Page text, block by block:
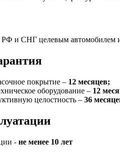
РФ и СНГ целевым
покрытие – 12 месяцев;
оборудование – 12
целостность – 36
- не менее 10 лет